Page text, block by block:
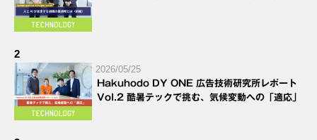
2
2026/05/25
Hakuhodo DY ONE 広告技術研究所レポート
Vol.2 酷暑テックで挑む、気候変動への「適応」